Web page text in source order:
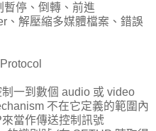
暫停、倒轉、前進
、解壓縮多媒體檔案、錯誤
一到數個 audio 或 video
不在它定義的範圍內
當作傳送控制訊號